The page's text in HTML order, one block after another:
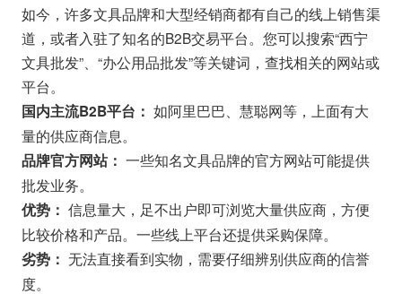
如今，许多文具品牌和大型经销商都有自己的线上销售渠
道，或者入驻了知名的B2B交易平台。您可以搜索“西宁
文具批发”、“办公用品批发”等关键词，查找相关的网站或
平台。
国内主流B2B平台： 如阿里巴巴、慧聪网等，上面有大
量的供应商信息。
品牌官方网站： 一些知名文具品牌的官方网站可能提供
批发业务。
优势： 信息量大，足不出户即可浏览大量供应商，方便
比较价格和产品。一些线上平台还提供采购保障。
劣势： 无法直接看到实物，需要仔细辨别供应商的信誉
度。